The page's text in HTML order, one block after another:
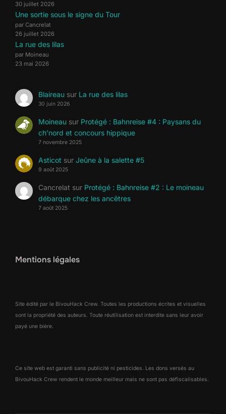
30 juillet 2026
Une sortie sous le signe du Tour
par Cancrelat
26 juillet 2026
La rue des lilas
par Moineau
23 mai 2026
Blaireausur La rue des lilas
30 juin 2026
Moineausur Protégé : Bahnreise #4 : Paysans du
ch’nord et concours hippique
7 novembre 2025
Asticot sur Jeûne à la salette #5
9 août 2025
Cancrelat sur Protégé : Bahnreise #2 : Le moineau
débarque chez les ancêtres
7 août 2025
Mentions légales
Site édité par le BivouHack Crew. Toutes les productions écrites et visuelles
sont la propriété des auteurs. Toute réutilisation est interdite sans leur avoir
payé une bière.
Ce site web est garanti sans publicité ni pesticides. Les dons versés au
BivouHack Crew rendent le monde meilleur mais ne sont pas défiscalisables.